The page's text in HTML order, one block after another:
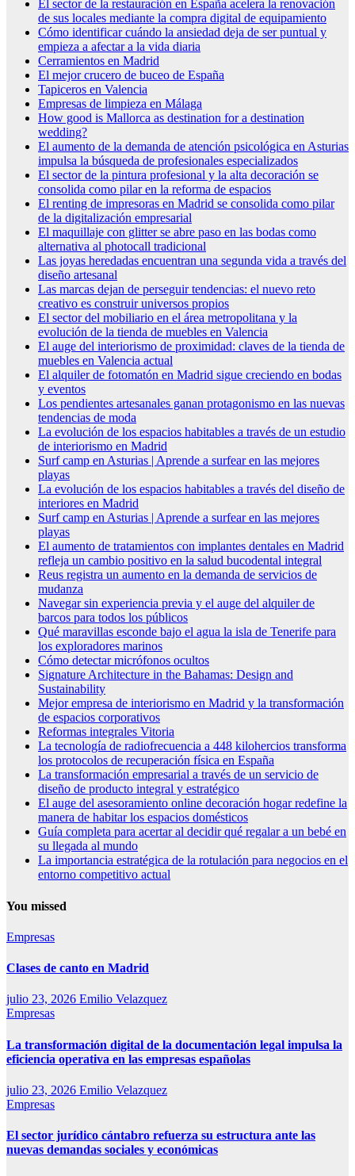
El sector de la restauración en España acelera la renovación
de sus locales mediante la compra digital de equipamiento
Cómo identificar cuándo la ansiedad deja de ser puntual y
empieza a afectar a la vida diaria
Cerramientos en Madrid
El mejor crucero de buceo de España
Tapiceros en Valencia
Empresas de limpieza en Málaga
How good is Mallorca as destination for a destination
wedding?
El aumento de la demanda de atención psicológica en Asturias
impulsa la búsqueda de profesionales especializados
El sector de la pintura profesional y la alta decoración se
consolida como pilar en la reforma de espacios
El renting de impresoras en Madrid se consolida como pilar
de la digitalización empresarial
El maquillaje con glitter se abre paso en las bodas como
alternativa al photocall tradicional
Las joyas heredadas encuentran una segunda vida a través del
diseño artesanal
Las marcas dejan de perseguir tendencias: el nuevo reto
creativo es construir universos propios
El sector del mobiliario en el área metropolitana y la
evolución de la tienda de muebles en Valencia
El auge del interiorismo de proximidad: claves de la tienda de
muebles en Valencia actual
El alquiler de fotomatón en Madrid sigue creciendo en bodas
y eventos
Los pendientes artesanales ganan protagonismo en las nuevas
tendencias de moda
La evolución de los espacios habitables a través de un estudio
de interiorismo en Madrid
Surf camp en Asturias | Aprende a surfear en las mejores
playas
La evolución de los espacios habitables a través del diseño de
interiores en Madrid
Surf camp en Asturias | Aprende a surfear en las mejores
playas
El aumento de tratamientos con implantes dentales en Madrid
refleja un cambio positivo en la salud bucodental integral
Reus registra un aumento en la demanda de servicios de
mudanza
Navegar sin experiencia previa y el auge del alquiler de
barcos para todos los públicos
Qué maravillas esconde bajo el agua la isla de Tenerife para
los exploradores marinos
Cómo detectar micrófonos ocultos
Signature Architecture in the Bahamas: Design and
Sustainability
Mejor empresa de interiorismo en Madrid y la transformación
de espacios corporativos
Reformas integrales Vitoria
La tecnología de radiofrecuencia a 448 kilohercios transforma
los protocolos de recuperación física en España
La transformación empresarial a través de un servicio de
diseño de producto integral y estratégico
El auge del asesoramiento online decoración hogar redefine la
manera de habitar los espacios domésticos
Guía completa para acertar al decidir qué regalar a un bebé en
su llegada al mundo
La importancia estratégica de la rotulación para negocios en el
entorno competitivo actual
You missed
Empresas
Clases de canto en Madrid
julio 23, 2026 Emilio Velazquez
Empresas
La transformación digital de la documentación legal impulsa la
eficiencia operativa en las empresas españolas
julio 23, 2026 Emilio Velazquez
Empresas
El sector jurídico cántabro refuerza su estructura ante las
nuevas demandas sociales y económicas